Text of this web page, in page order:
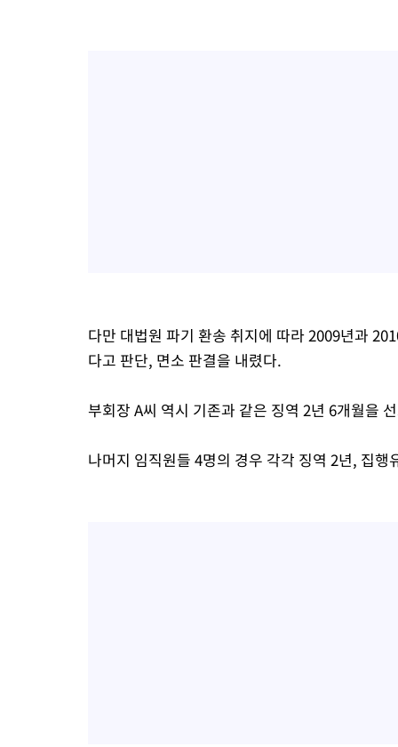
다만 대법원 파기 환송 취지에 따라 2009년과
다고 판단, 면소 판결을 내렸다.
부회장 A씨 역시 기존과 같은 징역 2년 6개월을
나머지 임직원들 4명의 경우 각각 징역 2년, 집